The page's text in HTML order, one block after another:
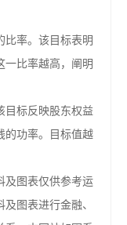
率。该目标表明
一比率越高，阐明
标反映股东权益
的功率。目标值越
图表仅供参考运
图表进行金融、